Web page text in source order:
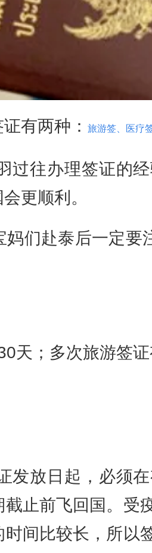
有两种：旅游签、医疗
往办理签证的经
更顺利。
们赴泰后一定要
；多次旅游签证
放日起，必须在
止前飞回国。受
间比较长，所以